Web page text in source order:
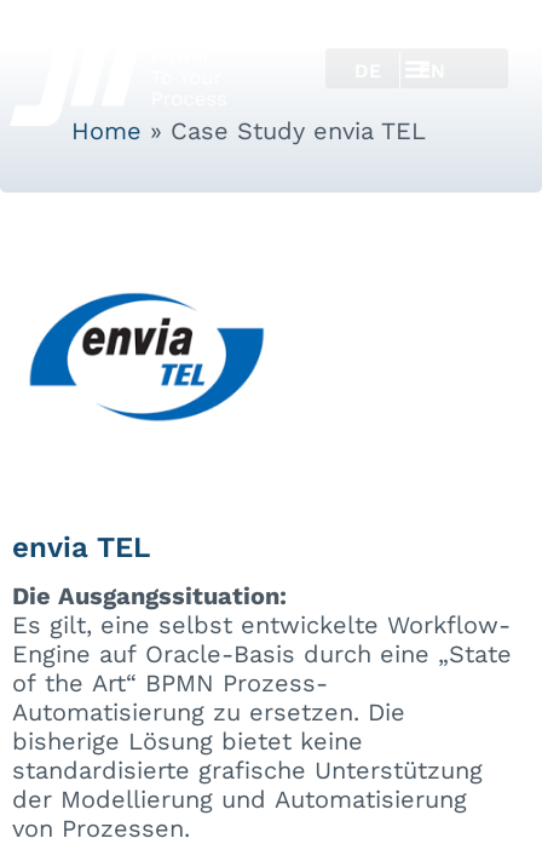
Home » Case Study envia TEL
envia TEL
Die Ausgangssituation:
Es gilt, eine selbst entwickelte Workflow-
Engine auf Oracle-Basis durch eine „State
of the Art“ BPMN Prozess-
Automatisierung zu ersetzen. Die
bisherige Lösung bietet keine
standardisierte grafische Unterstützung
der Modellierung und Automatisierung
von Prozessen.